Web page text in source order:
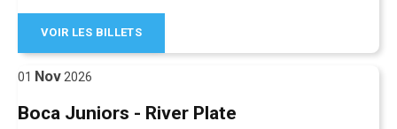
VOIR LES BILLETS
01 Nov 2026
Boca Juniors - River Plate